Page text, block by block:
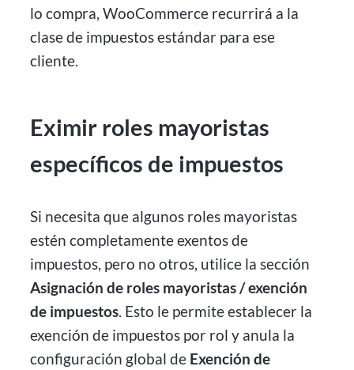
lo compra, WooCommerce recurrirá a la
clase de impuestos estándar para ese
cliente.
Eximir roles mayoristas
específicos de impuestos
Si necesita que algunos roles mayoristas
estén completamente exentos de
impuestos, pero no otros, utilice la sección
Asignación de roles mayoristas / exención
de impuestos. Esto le permite establecer la
exención de impuestos por rol y anula la
configuración global de Exención de